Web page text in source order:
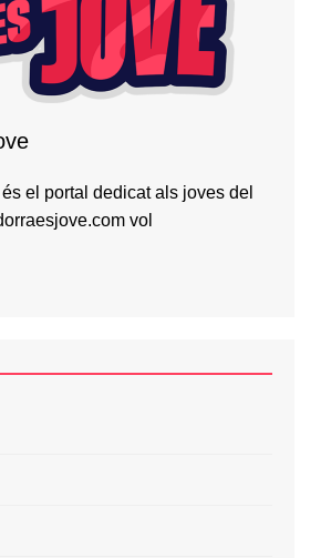
el portal dedicat als joves del
vol